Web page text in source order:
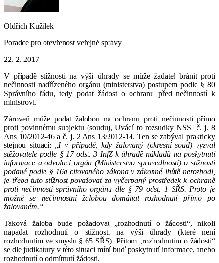
Oldřich Kužílek
Poradce pro otevřenost veřejné správy
22. 2. 2017
V případě stížnosti na výši úhrady se může žadatel bránit proti
nečinnosti nadřízeného orgánu (ministerstva) postupem podle § 80
Správního řádu, tedy podat žádost o ochranu před nečinností k
ministrovi.
Zároveň může podat žalobou na ochranu proti nečinnosti přímo
proti povinnému subjektu (soudu), Uvádí to rozsudky NSS č. j. 8
Ans 10/2012-46 a č. j. 2 Ans 13/2012-14. Ten se zabýval prakticky
stejnou situací: „I v případě, kdy žalovaný (okresní soud) vyzval
stěžovatele podle § 17 odst. 3 InfZ k úhradě nákladů na poskytnutí
informace a odvolací orgán (Ministerstvo spravedlnosti) o stížnosti
podané podle § 16a citovaného zákona v zákonné lhůtě nerozhodl,
je třeba tuto stížnost považovat za vyčerpaný prostředek k ochraně
proti nečinnosti správního orgánu dle § 79 odst. 1 SŘS. Proto je
možné se nečinnostní žalobou domáhat rozhodnutí přímo po
žalovaném.“
Taková žaloba bude požadovat „rozhodnutí o žádosti“, nikoli
napadat rozhodnutí o stížnosti na výši úhrady (které není
rozhodnutím ve smyslu § 65 SŘS). Přitom „rozhodnutím o žádosti“
se dle judikatury v této situaci míní buď poskytnutí informace, anebo
rozhodnutí o odmítnutí žádosti.